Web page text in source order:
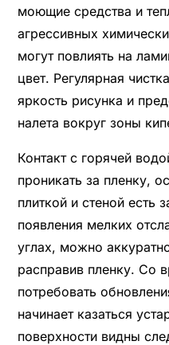
моющие средства и
агрессивных
могут повлиять на
цвет. Регулярная
яркость рисунка и
налета вокруг зоны
Контакт с горячей
проникать за пленку,
плиткой и стеной есть
появления мелких
углах, можно
расправив пленку. Со
потребовать
начинает казаться
поверхности видны